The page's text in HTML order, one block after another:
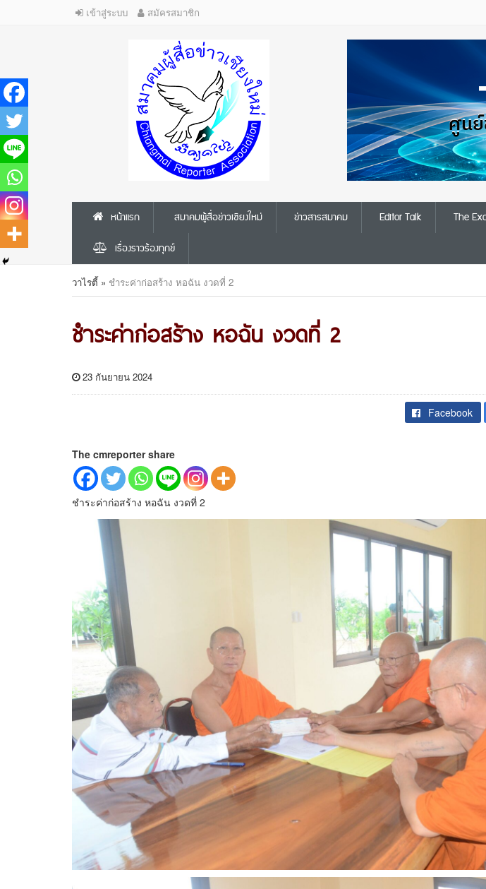
เข้าสู่ระบบ สมัครสมาชิก
หน้าแรก สมาคมผู้สื่อข่าวเชียงใหม่ ข่าวสารสมาคม Editor Talk The
เรื่องราวร้องทุกข์
วาไรตี้ » ชำระค่าก่อสร้าง หอฉัน งวดที่ 2
ชำระค่าก่อสร้าง หอฉัน งวดที่ 2
23 กันยายน 2024
Facebook
The cmreporter share
ชำระค่าก่อสร้าง หอฉัน งวดที่ 2